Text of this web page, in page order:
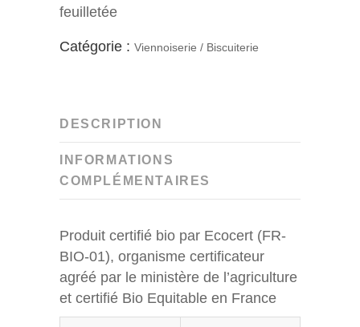
feuilletée
Catégorie : Viennoiserie / Biscuiterie
DESCRIPTION
INFORMATIONS
COMPLÉMENTAIRES
Produit certifié bio par Ecocert (FR-
BIO-01), organisme certificateur
agréé par le ministère de l’agriculture
et certifié Bio Equitable en France